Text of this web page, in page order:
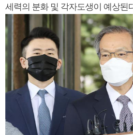
세력의 분화 및 각자도생이 예상된